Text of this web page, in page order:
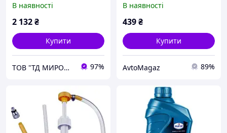
2T SUPER SPORT каністра
5л
В наявності
2 132₴
Купити
ТОВ "ТД МИРОИЛ" 97%
гідроциклів
В наявності
439₴
Купити
AvtoMagaz 89%